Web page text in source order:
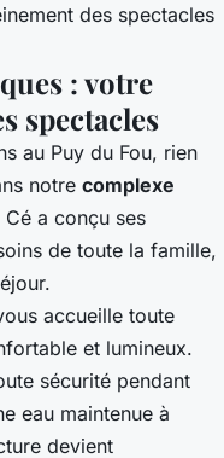
des spectacles
: votre
spectacles
au Puy du Fou, rien
notre complexe
a conçu ses
de toute la famille,
accueille toute
et lumineux.
sécurité pendant
eau maintenue à
devient